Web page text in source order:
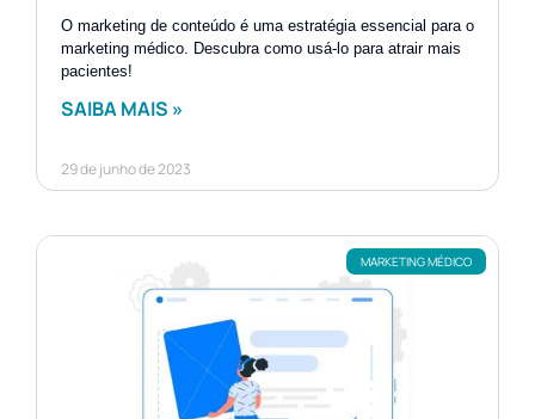
O marketing de conteúdo é uma estratégia essencial para o
marketing médico. Descubra como usá-lo para atrair mais
pacientes!
SAIBA MAIS »
29 de junho de 2023
MARKETING MÉDICO